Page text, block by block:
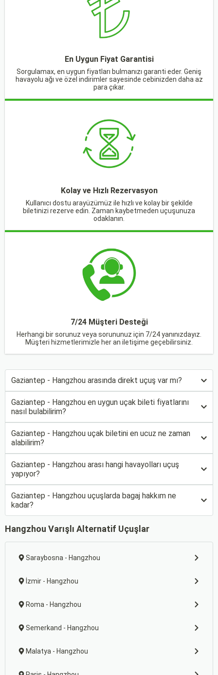
En Uygun Fiyat Garantisi
Sorgulamax, en uygun fiyatları bulmanızı garanti eder. Geniş
havayolu ağı ve özel indirimler sayesinde cebinizden daha az
para çıkar.
Kolay ve Hızlı Rezervasyon
Kullanıcı dostu arayüzümüz ile hızlı ve kolay bir şekilde
biletinizi rezerve edin. Zaman kaybetmeden uçuşunuza
odaklanın.
7/24 Müşteri Desteği
Herhangi bir sorunuz veya sorununuz için 7/24 yanınızdayız.
Müşteri hizmetlerimizle her an iletişime geçebilirsiniz.
Gaziantep - Hangzhou arasında direkt uçuş var mı?
Gaziantep - Hangzhou en uygun uçak bileti fiyatlarını
nasıl bulabilirim?
Gaziantep - Hangzhou uçak biletini en ucuz ne zaman
alabilirim?
Gaziantep - Hangzhou arası hangi havayolları uçuş
yapıyor?
Gaziantep - Hangzhou uçuşlarda bagaj hakkım ne
kadar?
Hangzhou Varışlı Alternatif Uçuşlar
Saraybosna - Hangzhou
İzmir - Hangzhou
Roma - Hangzhou
Semerkand - Hangzhou
Malatya - Hangzhou